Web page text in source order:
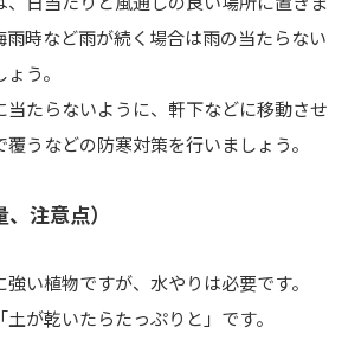
雨時など雨が続く場合は雨の当たらない
う。
当たらないように、軒下などに移動させ
うなどの防寒対策を行いましょう。
注意点）
い植物ですが、水やりは必要です。
が乾いたらたっぷりと」です。